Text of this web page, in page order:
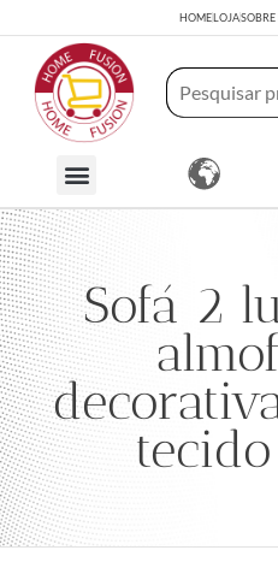
HOMELOJA
Sofá 2